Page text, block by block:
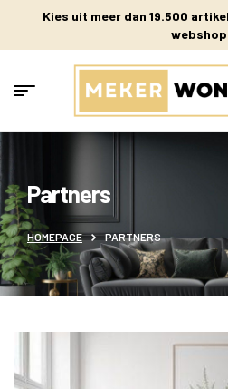
Kies uit meer dan 19.500
Partners
HOMEPAGE PARTNERS